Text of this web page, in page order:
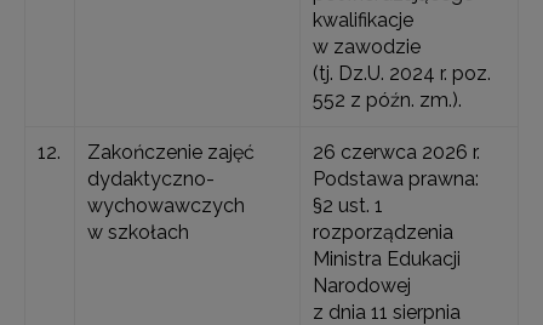
kwalifikacje
w zawodzie
(tj. Dz.U. 2024 r. poz.
552 z późn. zm.).
12.
Zakończenie zajęć
dydaktyczno-
wychowawczych
w szkołach
26 czerwca 2026 r.
Podstawa prawna:
§2 ust. 1
rozporządzenia
Ministra Edukacji
Narodowej
z dnia 11 sierpnia